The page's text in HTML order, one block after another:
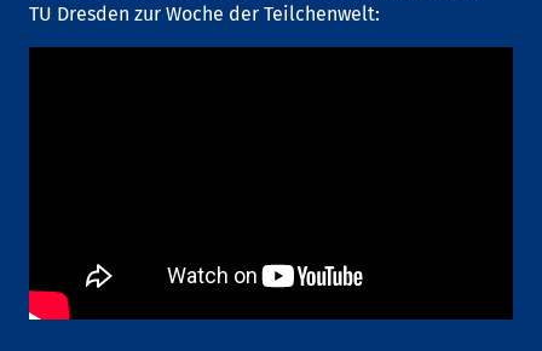
TU Dresden zur Woche der Teilchenwelt: